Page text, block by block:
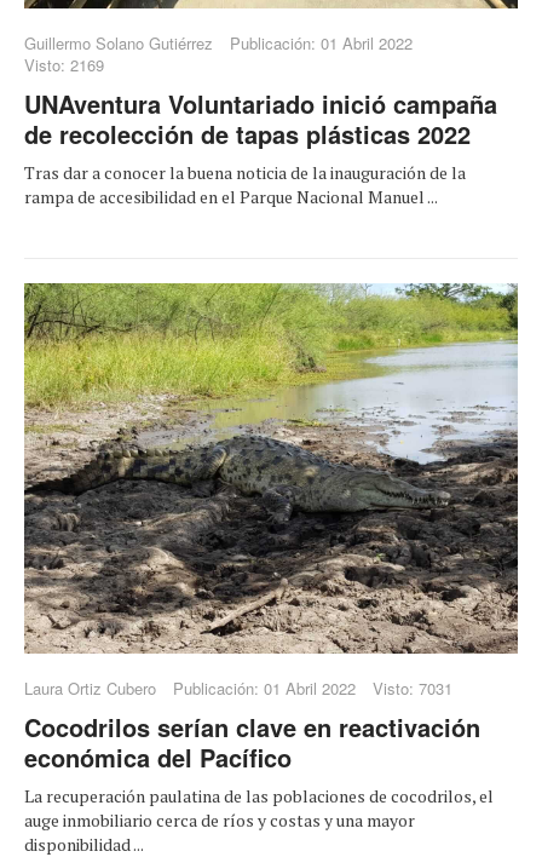
Guillermo Solano Gutiérrez
Publicación: 01 Abril 2022
Visto: 2169
UNAventura Voluntariado inició campaña
de recolección de tapas plásticas 2022
Tras dar a conocer la buena noticia de la inauguración de la
rampa de accesibilidad en el Parque Nacional Manuel ...
Laura Ortiz Cubero Publicación: 01 Abril 2022 Visto: 7031
Cocodrilos serían clave en reactivación
económica del Pacífico
La recuperación paulatina de las poblaciones de cocodrilos, el
auge inmobiliario cerca de ríos y costas y una mayor
disponibilidad ...